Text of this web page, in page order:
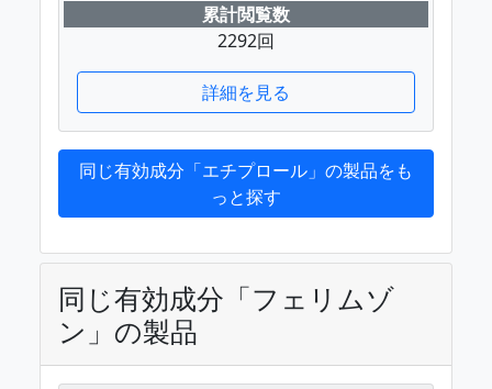
累計閲覧数
2292回
詳細を見る
同じ有効成分「エチプロール」の製品をも
っと探す
同じ有効成分「フェリムゾ
ン」の製品